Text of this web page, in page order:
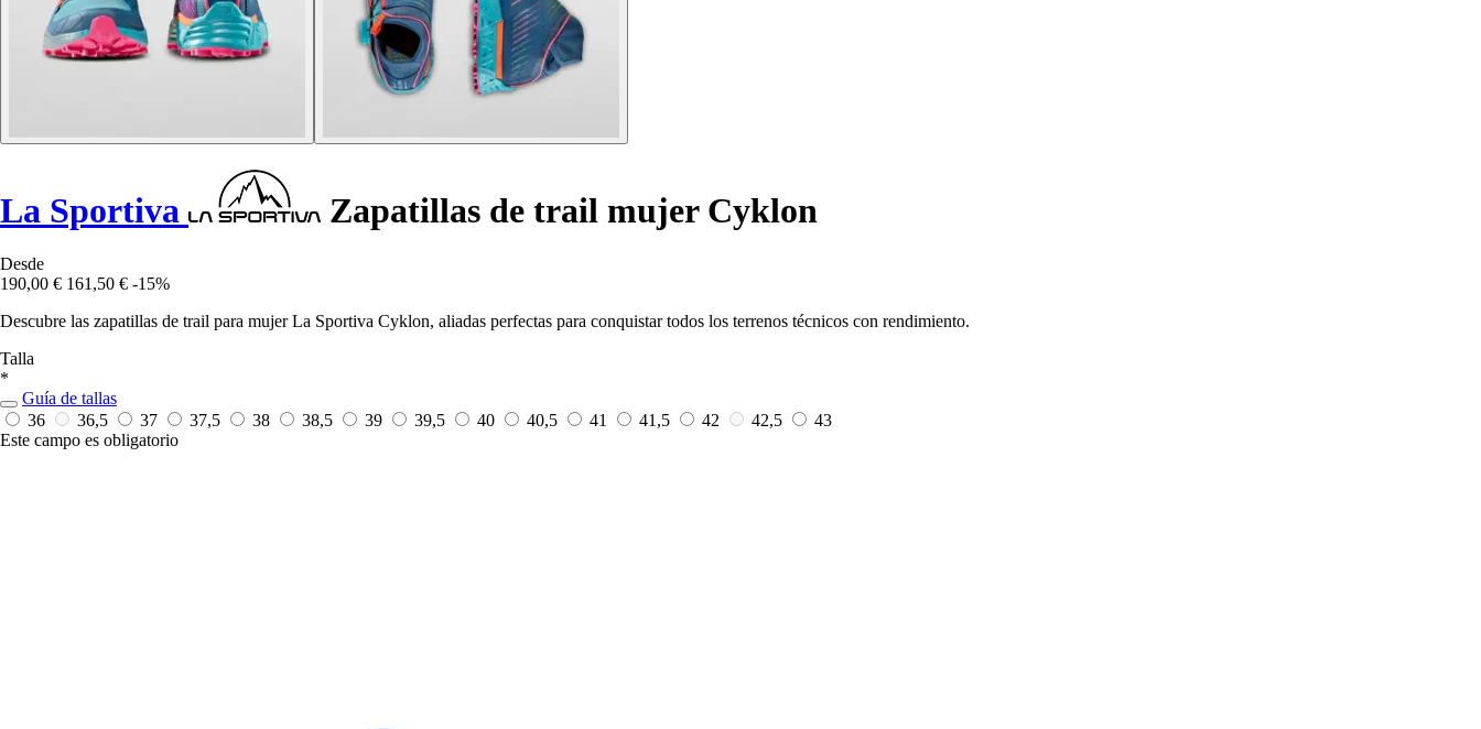
La Sportiva Zapatillas de trail mujer Cyklon
Desde
190,00 € 161,50 € -15%
Descubre las zapatillas de trail para mujer La Sportiva Cyklon, aliadas perfectas para conquistar todos los terrenos técnicos con rendimiento.
Talla
*
Guía de tallas
36
36,5 37 37,5 38 38,5 39 39,5 40 40,5 41 41,5 42 42,5
43
Este campo es obligatorio